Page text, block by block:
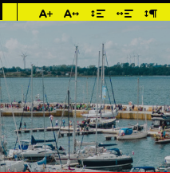
TURYSTYKA
seniorów i osób